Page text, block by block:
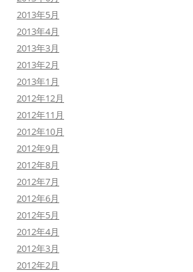
2013年5月
2013年4月
2013年3月
2013年2月
2013年1月
2012年12月
2012年11月
2012年10月
2012年9月
2012年8月
2012年7月
2012年6月
2012年5月
2012年4月
2012年3月
2012年2月